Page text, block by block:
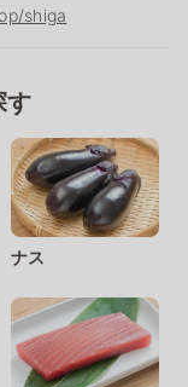
shiga
す
ナス